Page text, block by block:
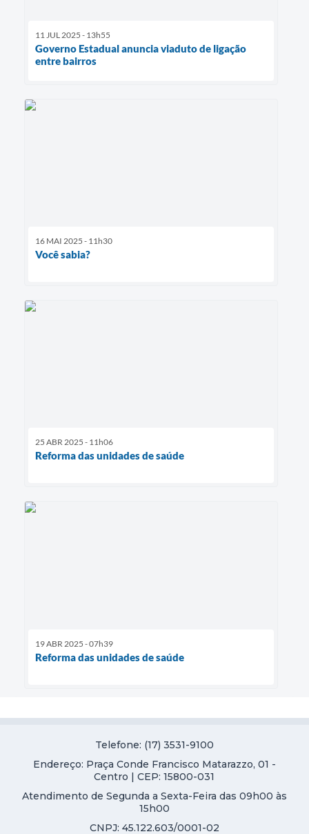
11 JUL 2025 - 13h55
Governo Estadual anuncia viaduto de ligação
entre bairros
16 MAI 2025 - 11h30
Você sabia?
25 ABR 2025 - 11h06
Reforma das unidades de saúde
19 ABR 2025 - 07h39
Reforma das unidades de saúde
Telefone: (17) 3531-9100
Endereço: Praça Conde Francisco Matarazzo, 01 -
Centro | CEP: 15800-031
Atendimento de Segunda a Sexta-Feira das 09h00 às
15h00
CNPJ: 45.122.603/0001-02